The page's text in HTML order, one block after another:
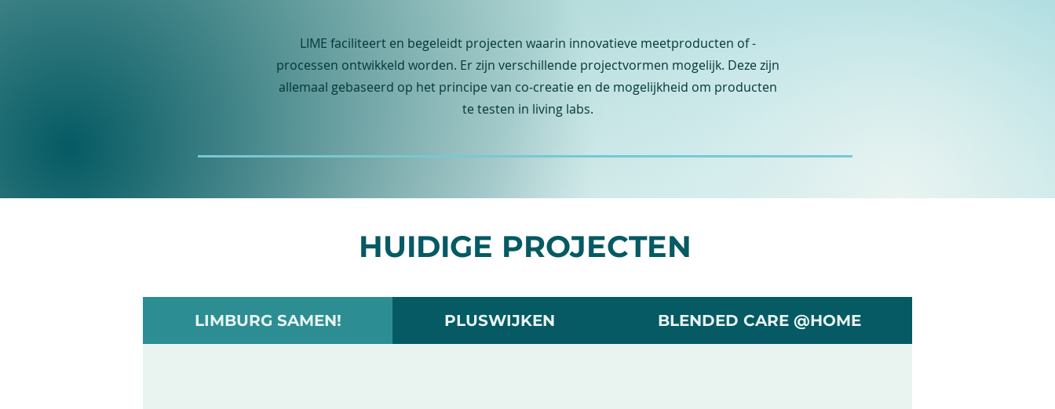
LIME faciliteert en begeleidt projecten waarin innovatieve meetproducten of -
processen ontwikkeld worden. Er zijn verschillende projectvormen mogelijk. Deze zijn
allemaal gebaseerd op het principe van co-creatie en de mogelijkheid om producten
te testen in living labs.
HUIDIGE PROJECTEN
LIMBURG SAMEN! PLUSWIJKEN BLENDED CARE @HOME